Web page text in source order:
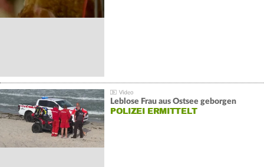
Leblose Frau aus Ostsee geborgen
POLIZEI ERMITTELT